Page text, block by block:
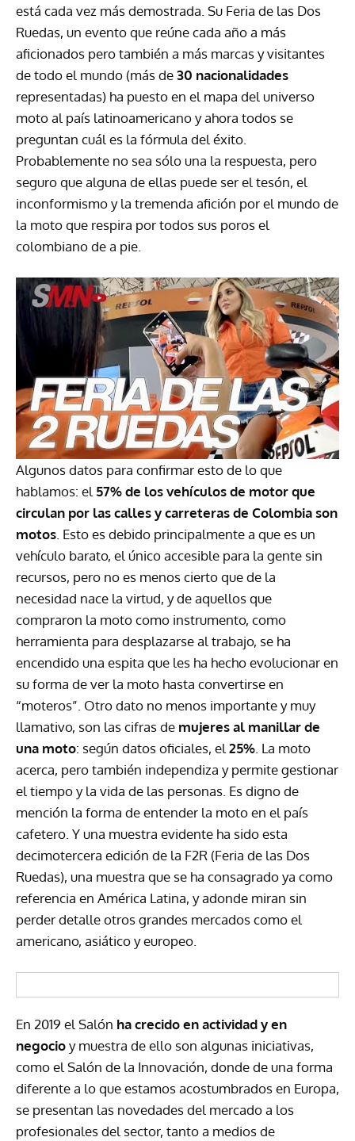
está cada vez más demostrada. Su Feria de las Dos
Ruedas, un evento que reúne cada año a más
aficionados pero también a más marcas y visitantes
de todo el mundo (más de30 nacionalidades
representadas) ha puesto en el mapa del universo
moto al país latinoamericano y ahora todos se
preguntan cuál es la fórmula del éxito.
Probablemente no sea sólo una la respuesta, pero
seguro que alguna de ellas puede ser el tesón, el
inconformismo y la tremenda afición por el mundo de
la moto que respira por todos sus poros el
colombiano de a pie.
Algunos datos para confirmar esto de lo que
hablamos: el 57% de los vehículos de motor que
circulan por las calles y carreteras de Colombia son
motos. Esto es debido principalmente a que es un
vehículo barato, el único accesible para la gente sin
recursos, pero no es menos cierto que de la
necesidad nace la virtud, y de aquellos que
compraron la moto como instrumento, como
herramienta para desplazarse al trabajo, se ha
encendido una espita que les ha hecho evolucionar en
su forma de ver la moto hasta convertirse en
“moteros”. Otro dato no menos importante y muy
llamativo, son las cifras de mujeres al manillar de
una moto: según datos oficiales, el25%. La moto
acerca, pero también independiza y permite gestionar
el tiempo y la vida de las personas. Es digno de
mención la forma de entender la moto en el país
cafetero. Y una muestra evidente ha sido esta
decimotercera edición de la F2R (Feria de las Dos
Ruedas), una muestra que se ha consagrado ya como
referencia en América Latina, y adonde miran sin
perder detalle otros grandes mercados como el
americano, asiático y europeo.
En 2019 el Salón ha crecido en actividad y en
negocioy muestra de ello son algunas iniciativas,
como el Salón de la Innovación, donde de una forma
diferente a lo que estamos acostumbrados en Europa,
se presentan las novedades del mercado a los
profesionales del sector, tanto a medios de